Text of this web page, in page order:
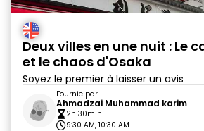
Deux villes en une nuit : Le
et le chaos d'Osaka
Soyez le premier à laisser un avis
Fournie par
Ahmadzai Muhammad karim
2h 30min
9:30 AM, 10:30 AM